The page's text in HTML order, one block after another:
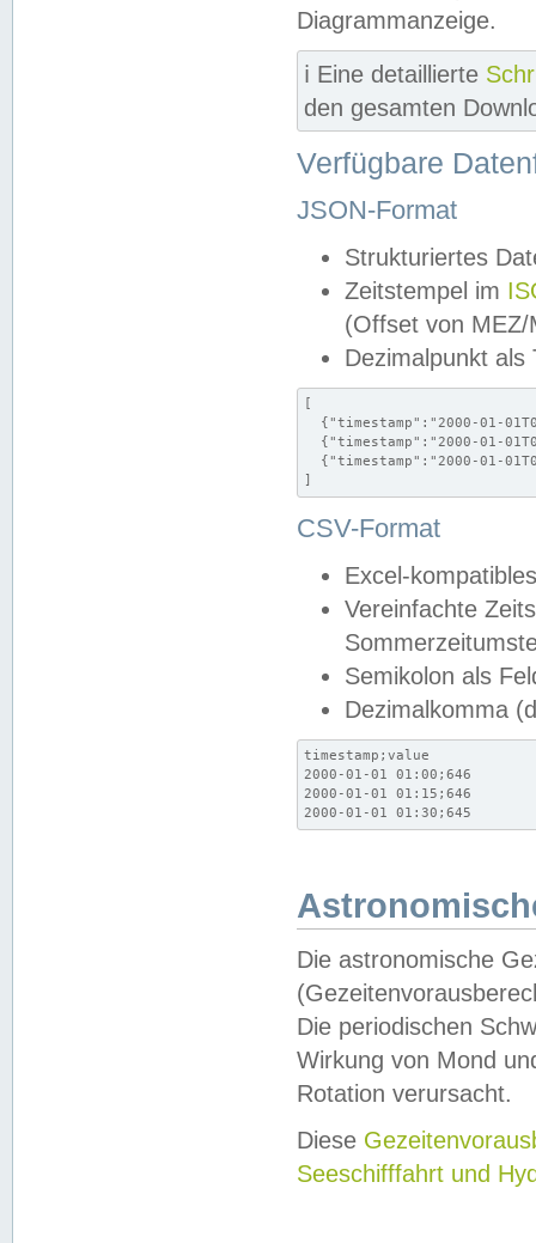
Diagrammanzeige.
ℹ️ Eine detaillierte
den gesamten
Verfügbare
JSON-Format
Strukturiertes
Zeitstempel im
(Offset von MEZ/
Dezimalpunkt als
[
{"timestamp":"2000-01-
{"timestamp":"2000-01-
{"timestamp":"2000-01-
]
CSV-Format
Excel-
Vereinfachte
Semikolon als
Dezimalkomma
timestamp;value
2000-01-01 01:00;646
2000-01-01 01:15;646
2000-01-01 01:30;645
Die astronomische
Die periodischen
Wirkung von Mond
Rotation verursacht.
Diese
Seeschifffahrt und